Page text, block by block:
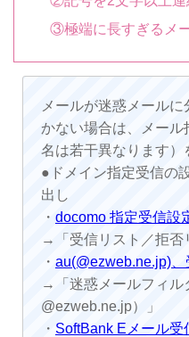
③極端に長すぎるメ
メールが迷惑メール
かない場合は、メー
名は若干異なります）
●ドメイン指定受信の
出し
・ docomo 指定受信設
→「受信リスト／拒否
・ au(@ezweb.ne.jp)
→「迷惑メールフィル
@ezweb.ne.jp）」
・ SoftBank Eメール受